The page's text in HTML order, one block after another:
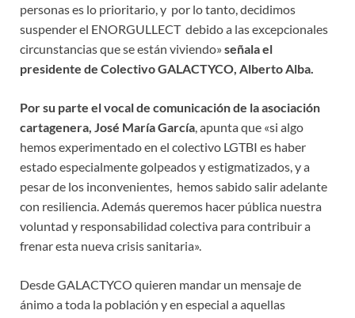
personas es lo prioritario, y por lo tanto, decidimos
suspender el ENORGULLECT debido a las excepcionales
circunstancias que se están viviendo» señala el
presidente de Colectivo GALACTYCO, Alberto Alba.
Por su parte el vocal de comunicación de la asociación
cartagenera, José María García, apunta que «si algo
hemos experimentado en el colectivo LGTBI es haber
estado especialmente golpeados y estigmatizados, y a
pesar de los inconvenientes, hemos sabido salir adelante
con resiliencia. Además queremos hacer pública nuestra
voluntad y responsabilidad colectiva para contribuir a
frenar esta nueva crisis sanitaria».
Desde GALACTYCO quieren mandar un mensaje de
ánimo a toda la población y en especial a aquellas